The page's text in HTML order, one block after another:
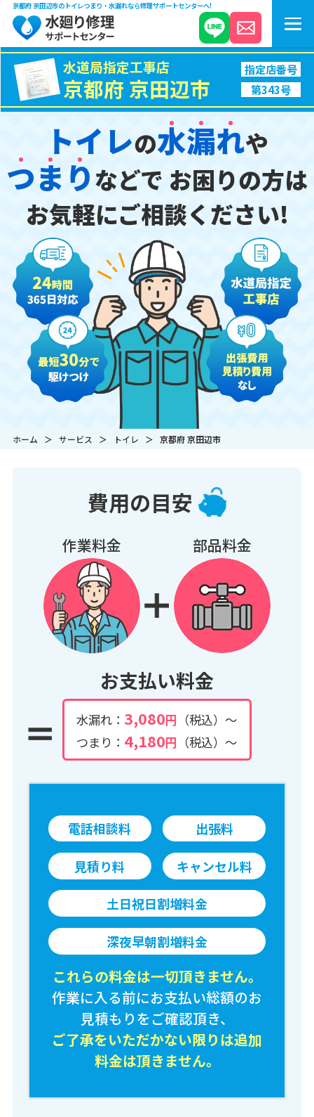
京都府 京田辺市のトイレつまり・水漏れなら修理サポートセンターへ!
水道局指定工事店
京都府 京田辺市
指定店番号
第343号
トイレの水漏れや
つま りなどで お困りの方は
お気軽にご相談ください!
ホーム サービス トイレ 京都府 京田辺市
費用の目安
作業料金 部品料金
お支払い料金
水漏れ：3,080円 （税込）～
つまり： 4,180円 （税込）～
電話相談料 出張料
見積り料 キャンセル料
土日祝日割増料金
深夜早朝割増料金
これらの料金は一切頂きません。
作業に入る前にお支払い総額のお
見積もりをご確認頂き、
ご了承をいただかない限りは追加
料金は頂きません。